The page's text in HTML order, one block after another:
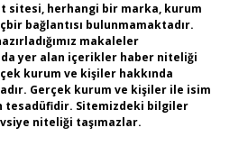
sitesi, herhangi bir marka, kurum
bağlantısı bulunmamaktadır.
makaleler
yer alan içerikler haber niteliği
kurum ve kişiler hakkında
Gerçek kurum ve kişiler ile isim
tesadüfidir. Sitemizdeki bilgiler
niteliği taşımazlar.